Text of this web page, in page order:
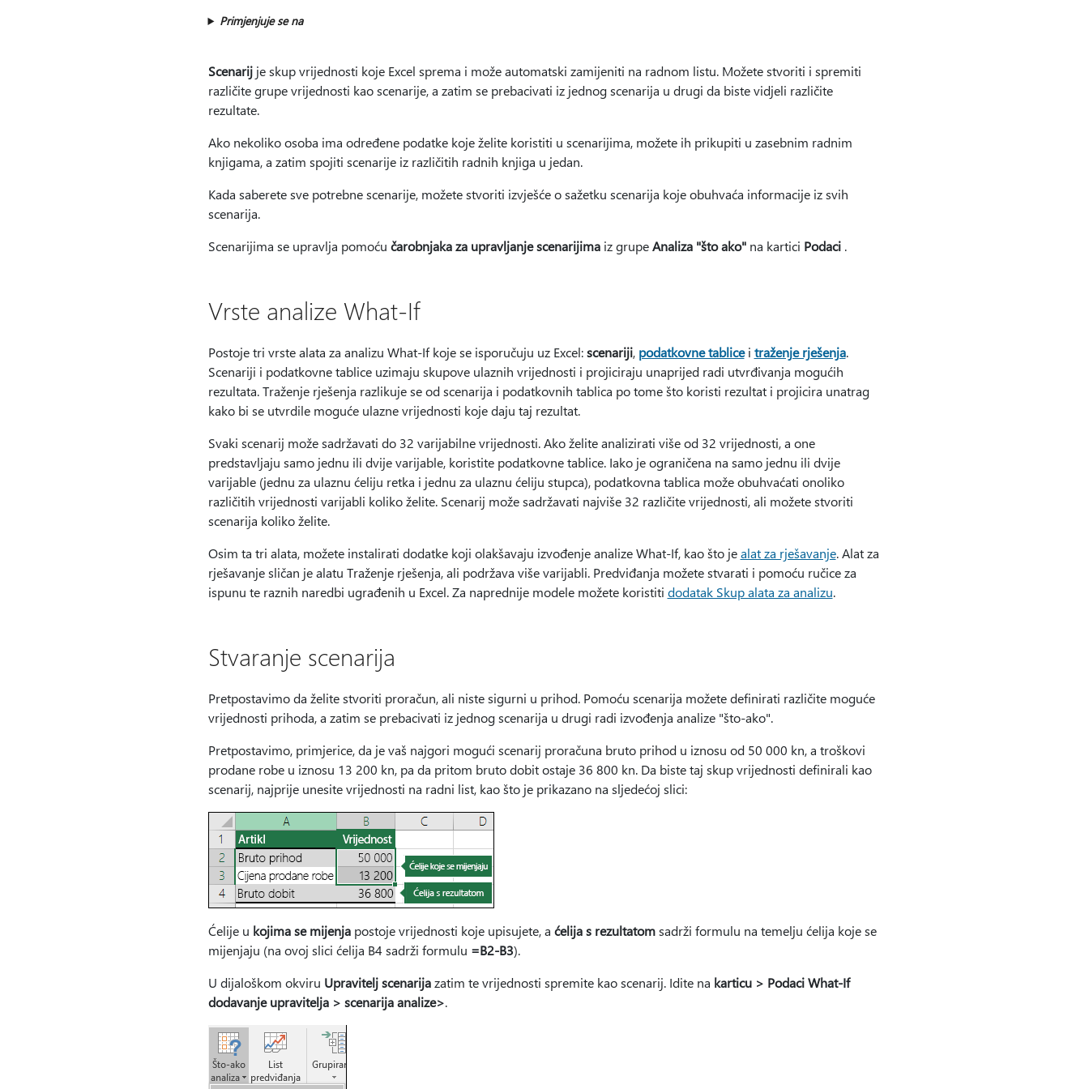
Primjenjuje se na
Scenarijje skup vrijednosti koje Excel sprema i može automatski zamijeniti na radnom listu. Možete stvoriti i spremiti
različite grupe vrijednosti kao scenarije, a zatim se prebacivati iz jednog scenarija u drugi da biste vidjeli različite
rezultate.
Ako nekoliko osoba ima određene podatke koje želite koristiti u scenarijima, možete ih prikupiti u zasebnim radnim
knjigama, a zatim spojiti scenarije iz različitih radnih knjiga u jedan.
Kada saberete sve potrebne scenarije, možete stvoriti izvješće o sažetku scenarija koje obuhvaća informacije iz svih
scenarija.
Scenarijima se upravlja pomoću čarobnjaka za upravljanje scenarijimaiz grupeAnaliza "što ako"na kartici Podaci.
Vrste analize What-If
Postoje tri vrste alata za analizu What-If koje se isporučuju uz Excel:scenariji, podatkovne tablicei traženje rješenja.
Scenariji i podatkovne tablice uzimaju skupove ulaznih vrijednosti i projiciraju unaprijed radi utvrđivanja mogućih
rezultata. Traženje rješenja razlikuje se od scenarija i podatkovnih tablica po tome što koristi rezultat i projicira unatrag
kako bi se utvrdile moguće ulazne vrijednosti koje daju taj rezultat.
Svaki scenarij može sadržavati do 32 varijabilne vrijednosti. Ako želite analizirati više od 32 vrijednosti, a one
predstavljaju samo jednu ili dvije varijable, koristite podatkovne tablice. Iako je ograničena na samo jednu ili dvije
varijable (jednu za ulaznu ćeliju retka i jednu za ulaznu ćeliju stupca), podatkovna tablica može obuhvaćati onoliko
različitih vrijednosti varijabli koliko želite. Scenarij može sadržavati najviše 32 različite vrijednosti, ali možete stvoriti
scenarija koliko želite.
Osim ta tri alata, možete instalirati dodatke koji olakšavaju izvođenje analize What-If, kao što jealat za rješavanje. Alat za
rješavanje sličan je alatu Traženje rješenja, ali podržava više varijabli. Predviđanja možete stvarati i pomoću ručice za
ispunu te raznih naredbi ugrađenih u Excel. Za naprednije modele možete koristiti dodatak Skup alata za analizu.
Stvaranje scenarija
Pretpostavimo da želite stvoriti proračun, ali niste sigurni u prihod. Pomoću scenarija možete definirati različite moguće
vrijednosti prihoda, a zatim se prebacivati iz jednog scenarija u drugi radi izvođenja analize "što-ako".
Pretpostavimo, primjerice, da je vaš najgori mogući scenarij proračuna bruto prihod u iznosu od 50 000 kn, a troškovi
prodane robe u iznosu 13 200 kn, pa da pritom bruto dobit ostaje 36 800 kn. Da biste taj skup vrijednosti definirali kao
scenarij, najprije unesite vrijednosti na radni list, kao što je prikazano na sljedećoj slici:
Ćelije u kojima se mijenjapostoje vrijednosti koje upisujete, a ćelija s rezultatomsadrži formulu na temelju ćelija koje se
mijenjaju (na ovoj slici ćelija B4 sadrži formulu =B2-B3).
U dijaloškom okviru Upravitelj scenarijazatim te vrijednosti spremite kao scenarij. Idite na karticu > Podaci What-If
dodavanje upravitelja > scenarija analize>.